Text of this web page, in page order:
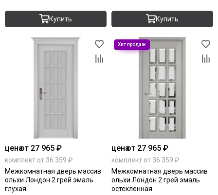
Купить Купить
ценаот 27 965 ₽
комплект от 36 359 ₽
Межкомнатная дверь массив
ольхи Лондон 2 грей эмаль
глухая
ценаот 27 965 ₽
комплект от 36 359 ₽
Межкомнатная дверь массив
ольхи Лондон 2 грей эмаль
остеклённая